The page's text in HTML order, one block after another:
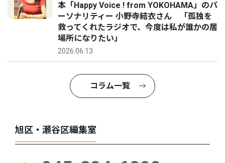
本「Happy Voice ! from YOKOHAMA」のパ
ーソナリティー 小野寺結衣さん 「孤独を
救ってくれたラジオで、今度は私が誰かの居
場所になりたい」
2026.06.13
コラム一覧
旭区・瀬谷区編集室